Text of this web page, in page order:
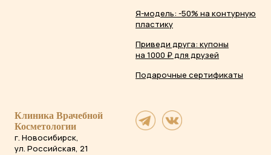
Я-модель: -50% на контурную
пластику
Приведи друга: купоны
на 1000 ₽ для друзей
Подарочные сертификаты
Клиника Врачебной
Косметологии
г. Новосибирск,
ул. Российская, 21